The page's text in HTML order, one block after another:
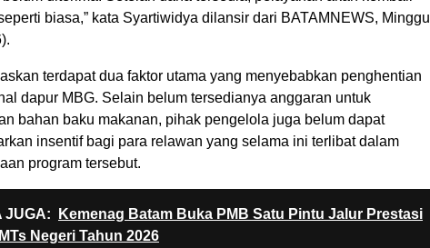
biasa,” kata Syartiwidya dilansir dari BATAMNEWS, Minggu
terdapat dua faktor utama yang menyebabkan penghentian
dapur MBG. Selain belum tersedianya anggaran untuk
bahan baku makanan, pihak pengelola juga belum dapat
insentif bagi para relawan yang selama ini terlibat dalam
program tersebut.
JUGA:
Kemenag Batam Buka PMB Satu Pintu Jalur Prestasi
Negeri Tahun 2026